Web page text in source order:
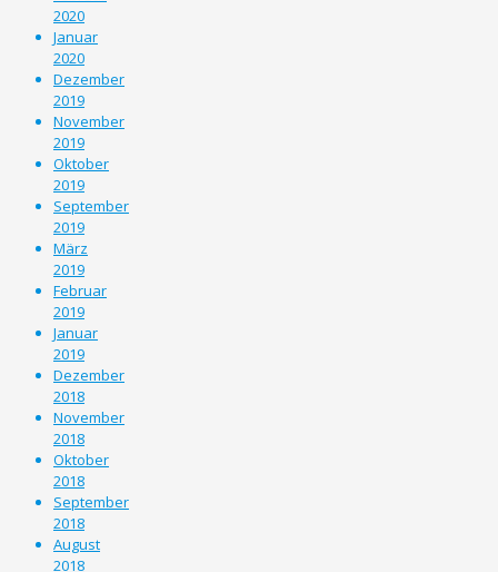
2020
Januar
2020
Dezember
2019
November
2019
Oktober
2019
September
2019
März
2019
Februar
2019
Januar
2019
Dezember
2018
November
2018
Oktober
2018
September
2018
August
2018